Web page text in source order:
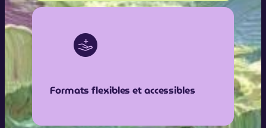
Formats flexibles et accessibles